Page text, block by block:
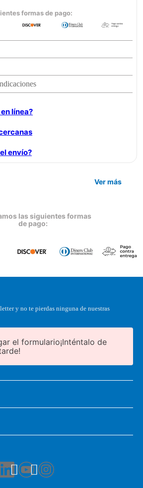
formas de pago:
línea?
envío?
Ver más
las siguientes formas
de pago:
y no te pierdas ninguna de nuestras
el formulario¡Inténtalo de